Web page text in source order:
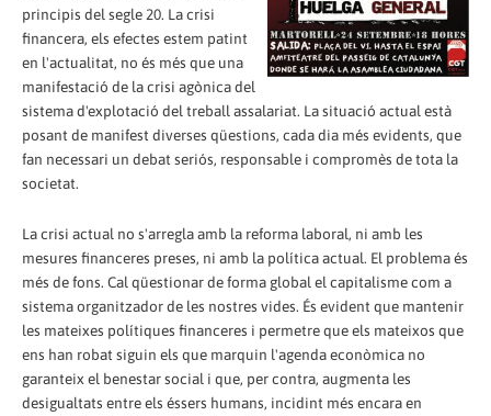
principis del segle 20. La crisi
financera, els efectes estem patint
en l'actualitat, no és més que una
manifestació de la crisi agònica del
sistema d'explotació del treball assalariat. La situació actual està
posant de manifest diverses qüestions, cada dia més evidents, que
fan necessari un debat seriós, responsable i compromès de tota la
societat.
La crisi actual no s'arregla amb la reforma laboral, ni amb les
mesures financeres preses, ni amb la política actual. El problema és
més de fons. Cal qüestionar de forma global el capitalisme com a
sistema organitzador de les nostres vides. És evident que mantenir
les mateixes polítiques financeres i permetre que els mateixos que
ens han robat siguin els que marquin l'agenda econòmica no
garanteix el benestar social i que, per contra, augmenta les
desigualtats entre els éssers humans, incidint més encara en